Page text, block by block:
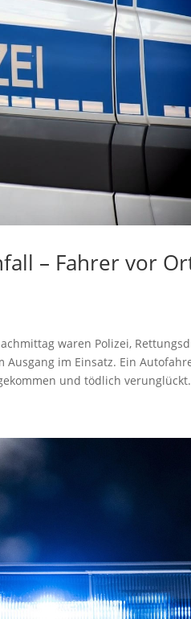
– Fahrer vor
waren Polizei,
im Einsatz. Ein
und tödlich